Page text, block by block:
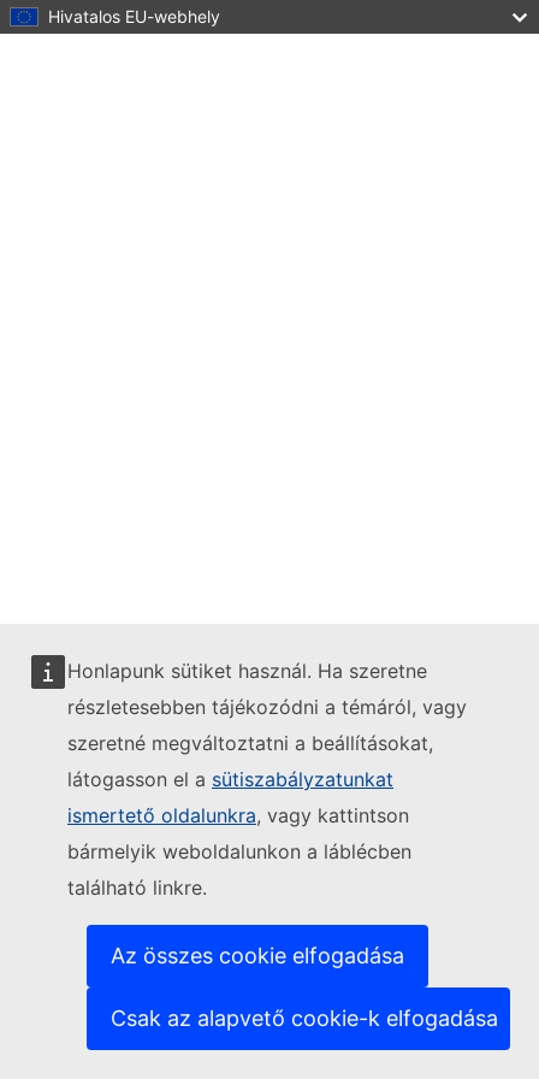
Hivatalos EU-webhely
Honlapunk sütiket használ. Ha szeretne
részletesebben tájékozódni a témáról, vagy
szeretné megváltoztatni a beállításokat,
látogasson el a sütiszabályzatunkat
ismertető oldalunkra, vagy kattintson
bármelyik weboldalunkon a láblécben
található linkre.
Az összes cookie elfogadása
Csak az alapvető cookie-k elfogadása